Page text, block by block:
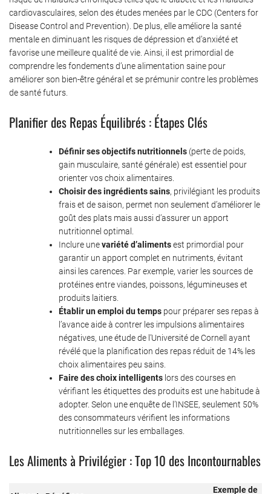
cardiovasculaires, selon des études menées par le CDC (Centers for
Disease Control and Prevention). De plus, elle améliore la santé
mentale en diminuant les risques de dépression et d’anxiété et
favorise une meilleure qualité de vie. Ainsi, il est primordial de
comprendre les fondements d’une alimentation saine pour
améliorer son bien-être général et se prémunir contre les problèmes
de santé futurs.
Planifier des Repas Équilibrés : Étapes Clés
Définir ses objectifs nutritionnels (perte de poids,
gain musculaire, santé générale) est essentiel pour
orienter vos choix alimentaires.
Choisir des ingrédients sains, privilégiant les produits
frais et de saison, permet non seulement d’améliorer le
goût des plats mais aussi d’assurer un apport
nutritionnel optimal.
Inclure unevariété d’alimentsest primordial pour
garantir un apport complet en nutriments, évitant
ainsi les carences. Par exemple, varier les sources de
protéines entre viandes, poissons, légumineuses et
produits laitiers.
Établir un emploi du temps pour préparer ses repas à
l’avance aide à contrer les impulsions alimentaires
négatives, une étude de l’Université de Cornell ayant
révélé que la planification des repas réduit de 14% les
choix alimentaires peu sains.
Faire des choix intelligents lors des courses en
vérifiant les étiquettes des produits est une habitude à
adopter. Selon une enquête de l’INSEE, seulement 50%
des consommateurs vérifient les informations
nutritionnelles sur les emballages.
Les Aliments à Privilégier : Top 10 des Incontournables
Exemple de